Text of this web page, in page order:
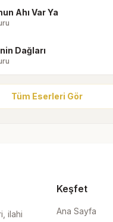
Ahı Var Ya
Dağları
Tüm Eserleri Gör
ilahi
Keşfet
Ana Sayfa